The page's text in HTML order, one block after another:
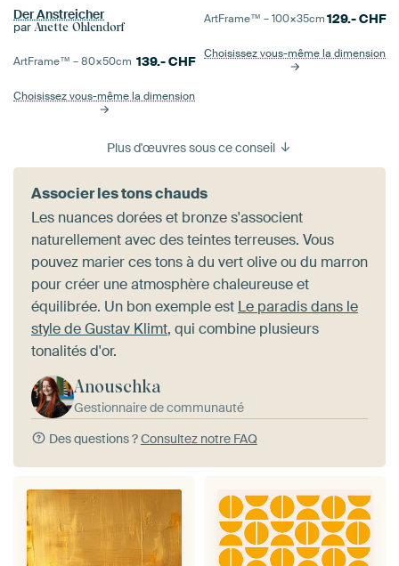
Der Anstreicher
par Anette Ohlendorf
ArtFrame™ –80×50cm 139.-CHF
Choisissez vous-même la dimension
ArtFrame™ –100×35cm129.-CHF
Choisissez vous-même la dimension
Plus d'œuvres sous ce conseil
Associer les tons chauds
Les nuances dorées et bronze s'associent
naturellement avec des teintes terreuses. Vous
pouvez marier ces tons à du vert olive ou du marron
pour créer une atmosphère chaleureuse et
équilibrée. Un bon exemple est Le paradis dans le
style de Gustav Klimt, qui combine plusieurs
tonalités d'or.
Anouschka
Gestionnaire de communauté
Des questions ?Consultez notre FAQ